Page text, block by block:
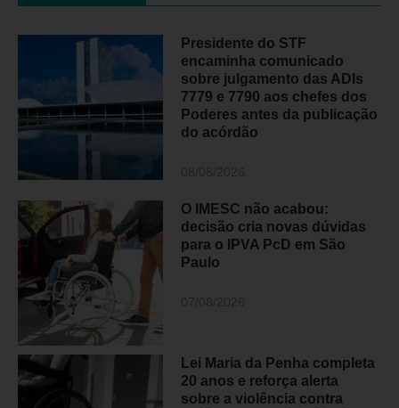
Presidente do STF
encaminha comunicado
sobre julgamento das ADIs
7779 e 7790 aos chefes dos
Poderes antes da publicação
do acórdão
O IMESC não acabou:
decisão cria novas dúvidas
para o IPVA PcD em São
Paulo
Lei Maria da Penha completa
20 anos e reforça alerta
sobre a violência contra